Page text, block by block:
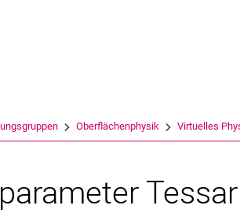
Oberflächenphysik Virtuelles
Tessar